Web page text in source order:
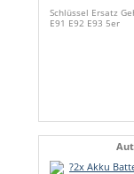
Schlüssel Ersatz
E91 E92 E93 5er